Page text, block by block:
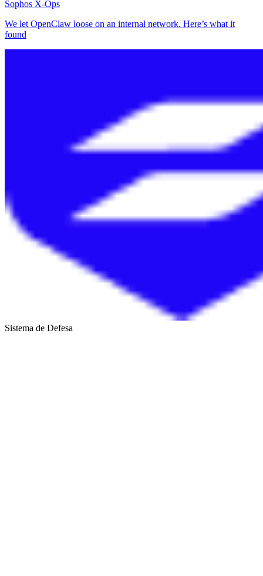
Sophos X-Ops
We let OpenClaw loose on an internal network. Here’s what it
found
Sistema de Defesa